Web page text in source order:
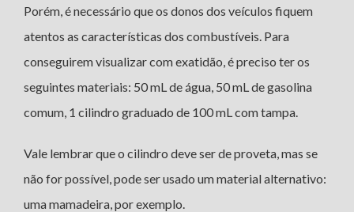
Porém, é necessário que os donos dos veículos fiquem
atentos as características dos combustíveis. Para
conseguirem visualizar com exatidão, é preciso ter os
seguintes materiais: 50 mL de água, 50 mL de gasolina
comum, 1 cilindro graduado de 100 mL com tampa.
Vale lembrar que o cilindro deve ser de proveta, mas se
não for possível, pode ser usado um material alternativo:
uma mamadeira, por exemplo.